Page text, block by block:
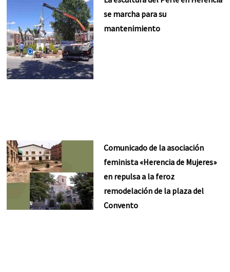
se marcha para su
mantenimiento
Comunicado de la asociación
feminista «Herencia de Mujeres»
en repulsa a la feroz
remodelación de la plaza del
Convento